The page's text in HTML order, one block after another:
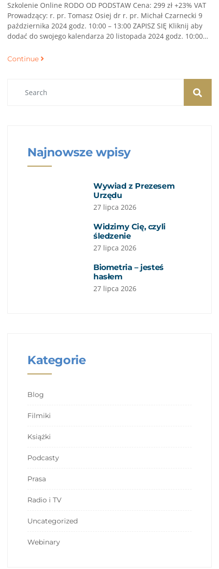
Szkolenie Online RODO OD PODSTAW Cena: 299 zł +23% VAT
Prowadzący: r. pr. Tomasz Osiej dr r. pr. Michał Czarnecki 9
października 2024 godz. 10:00 – 13:00 ZAPISZ SIĘ Kliknij aby
dodać do swojego kalendarza 20 listopada 2024 godz. 10:00…
Continue
Najnowsze wpisy
Wywiad z Prezesem
Urzędu
27 lipca 2026
Widzimy Cię, czyli
śledzenie
27 lipca 2026
Biometria – jesteś
hasłem
27 lipca 2026
Kategorie
Blog
Filmiki
Książki
Podcasty
Prasa
Radio i TV
Uncategorized
Webinary